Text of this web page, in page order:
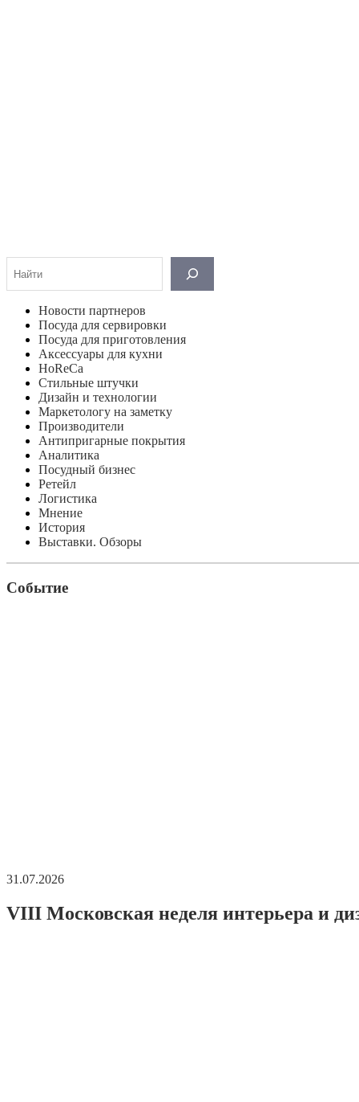
Новости партнеров
Посуда для сервировки
Посуда для приготовления
Аксессуары для кухни
HoReCa
Стильные штучки
Дизайн и технологии
Маркетологу на заметку
Производители
Антипригарные покрытия
Аналитика
Посудный бизнес
Ретейл
Логистика
Мнение
История
Выставки. Обзоры
Событие
31.07.2026
VIII Московская неделя интерьера и